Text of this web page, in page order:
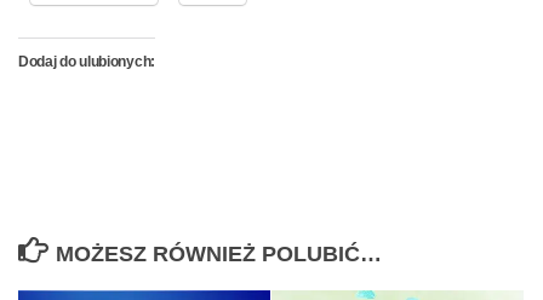
Dodaj do ulubionych:
MOŻESZ RÓWNIEŻ POLUBIĆ…